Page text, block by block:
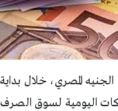
المصري، خلال
اليومية لسوق